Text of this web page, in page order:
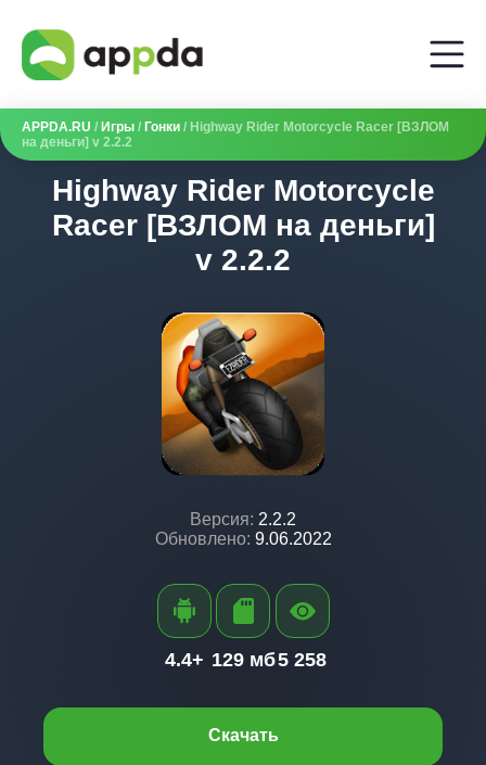
APPDA.RU / Игры / Гонки / Highway Rider Motorcycle Racer [ВЗЛОМ
на деньги] v 2.2.2
Highway Rider Motorcycle
Racer [ВЗЛОМ на деньги]
v 2.2.2
Версия: 2.2.2
Обновлено: 9.06.2022
Скачать
4.4+ 129 мб5 258